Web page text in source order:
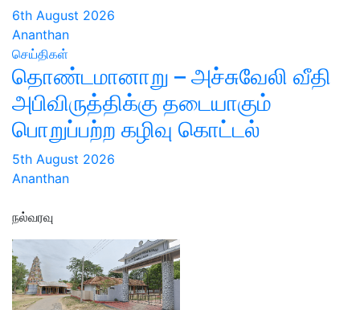
6th August 2026
Ananthan
செய்திகள்
தொண்டமானாறு – அச்சுவேலி வீதி
அபிவிருத்திக்கு தடையாகும்
பொறுப்பற்ற கழிவு கொட்டல்
5th August 2026
Ananthan
நல்வரவு